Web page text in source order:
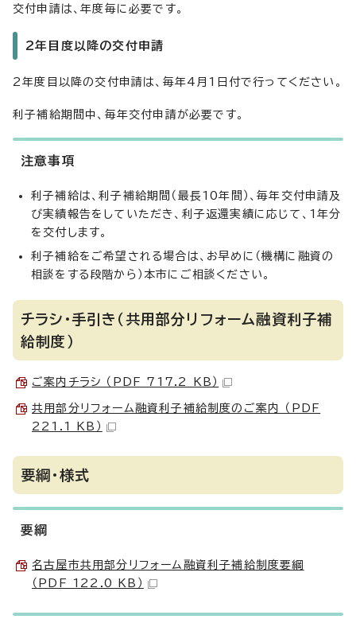
交付申請は、年度毎に必要です。
2年目度以降の交付申請
2年度目以降の交付申請は、毎年4月1日付で行ってください。
利子補給期間中、毎年交付申請が必要です。
注意事項
利子補給は、利子補給期間（最長10年間）、毎年交付申請及
び実績報告をしていただき、利子返還実績に応じて、1年分
を交付します。
利子補給をご希望される場合は、お早めに（機構に融資の
相談をする段階から）本市にご相談ください。
チラシ・手引き（共用部分リフォーム融資利子補
給制度）
ご案内チラシ （PDF 717.2 KB）
共用部分リフォーム融資利子補給制度のご案内 （PDF
221.1 KB）
要綱・様式
要綱
名古屋市共用部分リフォーム融資利子補給制度要綱
（PDF 122.0 KB）